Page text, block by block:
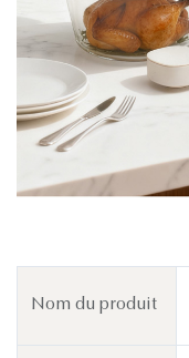
Nom du produit